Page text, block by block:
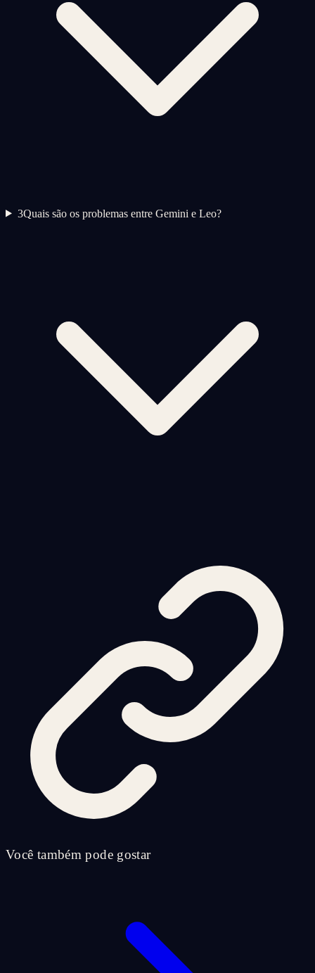
3Quais são os problemas entre Gemini e Leo?
Você também pode gostar